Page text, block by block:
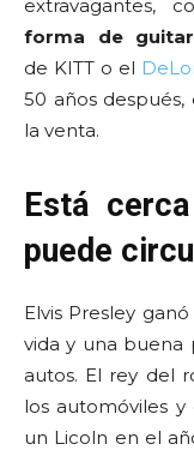
extravagantes,
forma de
de KITT o el
50 años
la venta.
Está
puede
Elvis Presley
vida y una buena
autos. El rey del
los automóviles
un Licoln en el